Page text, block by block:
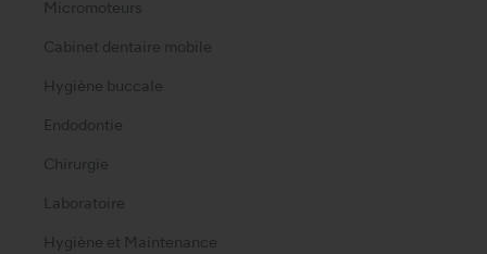
Micromoteurs
Cabinet dentaire mobile
Hygiène buccale
Endodontie
Chirurgie
Laboratoire
Hygiène et Maintenance